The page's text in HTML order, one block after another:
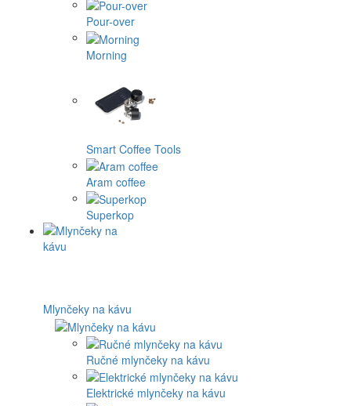
Pour-over
Morning
Smart Coffee Tools
Aram coffee
Superkop
Mlynčeky na kávu
Ručné mlynčeky na kávu
Elektrické mlynčeky na kávu